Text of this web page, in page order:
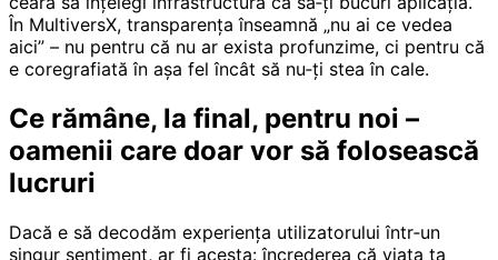
În MultiversX, transparența înseamnă „nu ai ce vedea
aici” – nu pentru că nu ar exista profunzime, ci pentru că
e coregrafiată în așa fel încât să nu‑ți stea în cale.
Ce rămâne, la final, pentru noi –
oamenii care doar vor să folosească
lucruri
Dacă e să decodăm experiența utilizatorului într‑un
singur sentiment, ar fi acesta: încrederea că viața ta